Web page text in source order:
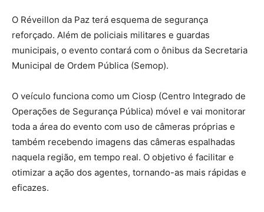
O Réveillon da Paz terá esquema de segurança
reforçado. Além de policiais militares e guardas
municipais, o evento contará com o ônibus da Secretaria
Municipal de Ordem Pública (Semop).
O veículo funciona como um Ciosp (Centro Integrado de
Operações de Segurança Pública) móvel e vai monitorar
toda a área do evento com uso de câmeras próprias e
também recebendo imagens das câmeras espalhadas
naquela região, em tempo real. O objetivo é facilitar e
otimizar a ação dos agentes, tornando-as mais rápidas e
eficazes.